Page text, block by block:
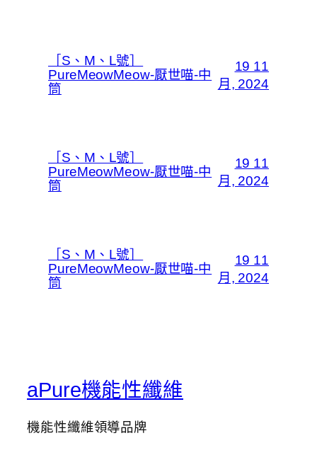
［S、M、L號］
PureMeowMeow-厭世喵-中
筒
19 11
月, 2024
［S、M、L號］
PureMeowMeow-厭世喵-中
筒
19 11
月, 2024
［S、M、L號］
PureMeowMeow-厭世喵-中
筒
19 11
月, 2024
aPure機能性纖維
機能性纖維領導品牌